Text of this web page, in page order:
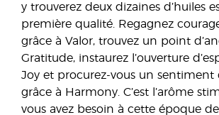
y trouverez deux dizaines d’huiles
première qualité. Regagnez
grâce à Valor, trouvez un point
Gratitude, instaurez l’ouverture
Joy et procurez-vous un sentiment
grâce à Harmony. C’est l’arôme
vous avez besoin à cette époque